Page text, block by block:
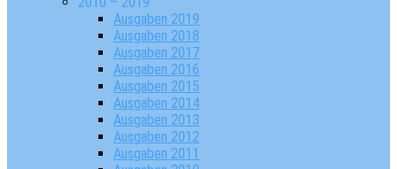
Ausgaben 2019
Ausgaben 2018
Ausgaben 2017
Ausgaben 2016
Ausgaben 2015
Ausgaben 2014
Ausgaben 2013
Ausgaben 2012
Ausgaben 2011